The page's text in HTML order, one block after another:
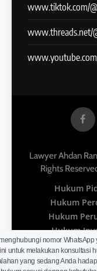
www.tiktok.com/
www.threads.net/
Lawyer Ahdan
Rights
Hukum
Hukum
Hukum
Hukum
Hukum
Hukum
nomor WhatsApp
untuk melakukan konsultasi
yang sedang Anda